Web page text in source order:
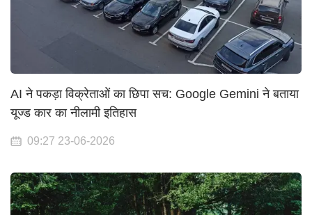
AI ने पकड़ा विक्रेताओं का छिपा सच: Google Gemini ने बताया
यूज्ड कार का नीलामी इतिहास
09:27 23-06-2026